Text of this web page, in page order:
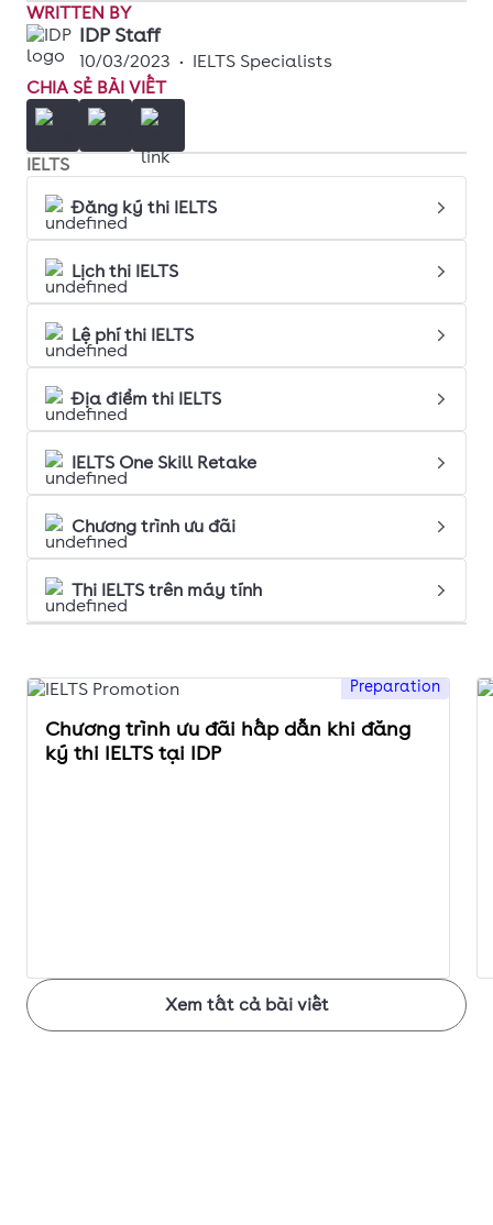
WRITTEN BY
IDP Staff
10/03/2023 • IELTS Specialists
CHIA SẺ BÀI VIẾT
IELTS
Đăng ký thi IELTS
Lịch thi IELTS
Lệ phí thi IELTS
Địa điểm thi IELTS
IELTS One Skill Retake
Chương trình ưu đãi
Thi IELTS trên máy tính
Xem tất cả bài viết
Preparation
Chương trình ưu đãi hấp dẫn khi đăng
ký thi IELTS tại IDP